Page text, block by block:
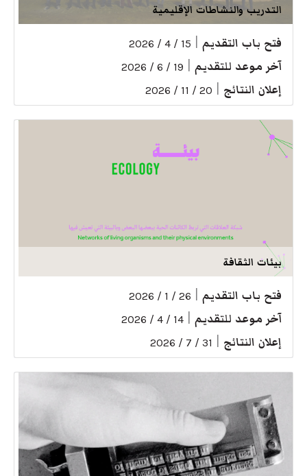
التدريب والنشاطات الإقليمية
فتح باب التقديم 15 / 4 / 2026
آخر موعد للتقديم 19 / 6 / 2026
إعلان النتائج 20 / 11 / 2026
بيئات الثقافة
فتح باب التقديم 26 / 1 / 2026
آخر موعد للتقديم 14 / 4 / 2026
إعلان النتائج 31 / 7 / 2026